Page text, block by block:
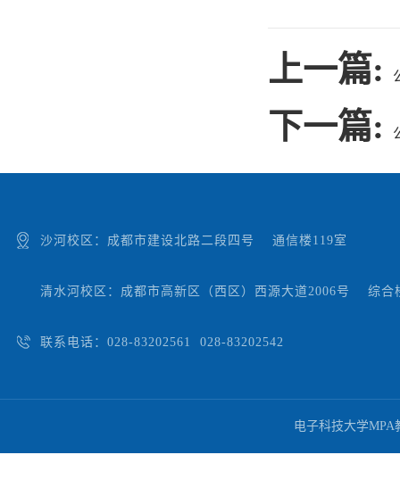
上一篇:
下一篇:
沙河校区：成都市建设北路二段四号 通信楼119室
清水河校区：成都市高新区（西区）西源大道2006号 综合
联系电话：028-83202561 028-83202542
电子科技大学